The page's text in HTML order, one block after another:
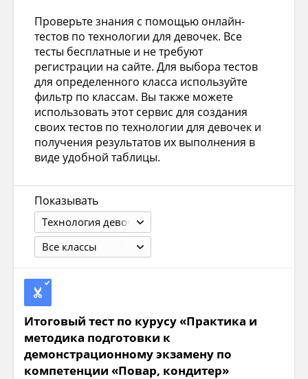
Проверьте знания с помощью онлайн-
тестов по технологии для девочек. Все
тесты бесплатные и не требуют
регистрации на сайте. Для выбора тестов
для определенного класса используйте
фильтр по классам. Вы также можете
использовать этот сервис для создания
своих тестов по технологии для девочек и
получения результатов их выполнения в
виде удобной таблицы.
Показывать
Технология девочки
Все классы
Итоговый тест по курусу «Практика и
методика подготовки к
демонстрационному экзамену по
компетенции «Повар, кондитер»